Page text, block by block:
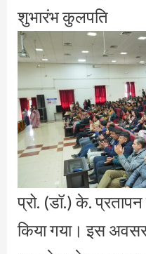
शुभारंभ कुलपति
प्रो. (डॉ.) के.
किया गया। इस अवसर